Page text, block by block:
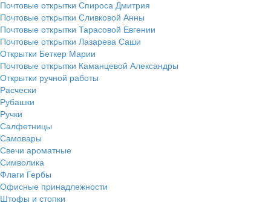
Почтовые открытки Спироса Дмитрия
Почтовые открытки Сливковой Анны
Почтовые открытки Тарасовой Евгении
Почтовые открытки Лазарева Саши
Открытки Беткер Марии
Почтовые открытки Каманцевой Александры
Открытки ручной работы
Расчески
Рубашки
Ручки
Салфетницы
Самовары
Свечи ароматные
Символика
Флаги Гербы
Офисные принадлежности
Штофы и стопки